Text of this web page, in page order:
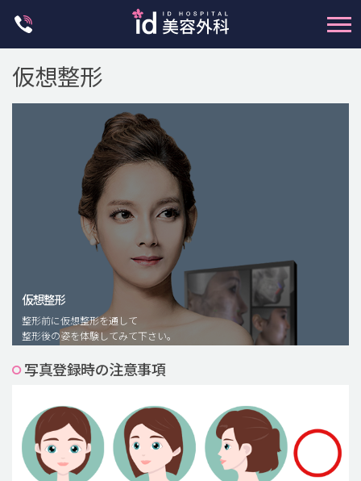
脂肪注入(アンチエイジング)
豊胸手術・バストアップ
プチ整形
メンズ整形
idリアルストーリー
idニュース
仮想整形
仮想整形
整形前に仮想整形を通して
整形後の姿を体験してみて下さい。
写真登録時の注意事項